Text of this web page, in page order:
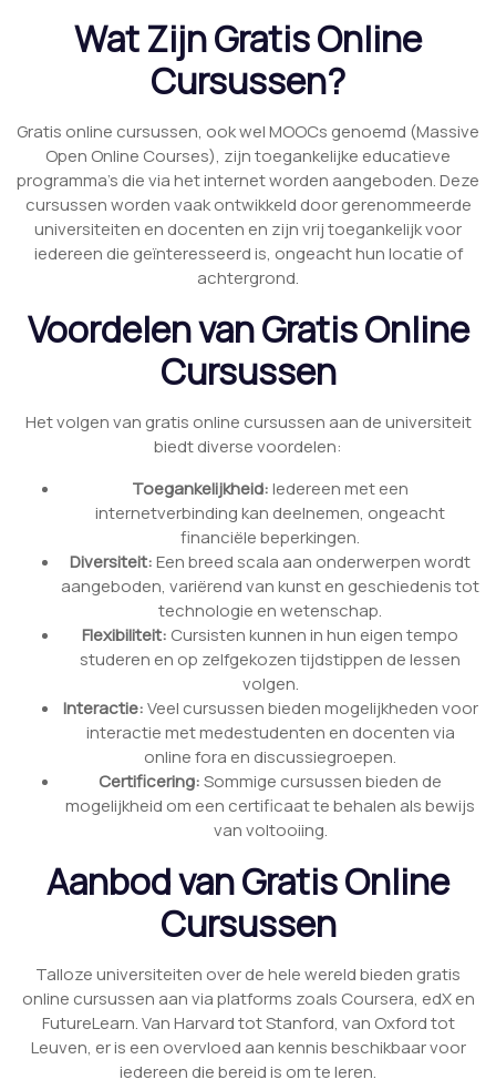
Wat Zijn Gratis Online
Cursussen?
Gratis online cursussen, ook wel MOOCs genoemd (Massive
Open Online Courses), zijn toegankelijke educatieve
programma’s die via het internet worden aangeboden. Deze
cursussen worden vaak ontwikkeld door gerenommeerde
universiteiten en docenten en zijn vrij toegankelijk voor
iedereen die geïnteresseerd is, ongeacht hun locatie of
achtergrond.
Voordelen van Gratis Online
Cursussen
Het volgen van gratis online cursussen aan de universiteit
biedt diverse voordelen:
Toegankelijkheid:Iedereen met een
internetverbinding kan deelnemen, ongeacht
financiële beperkingen.
Diversiteit:Een breed scala aan onderwerpen wordt
aangeboden, variërend van kunst en geschiedenis tot
technologie en wetenschap.
Flexibiliteit: Cursisten kunnen in hun eigen tempo
studeren en op zelfgekozen tijdstippen de lessen
volgen.
Interactie:Veel cursussen bieden mogelijkheden voor
interactie met medestudenten en docenten via
online fora en discussiegroepen.
Certificering:Sommige cursussen bieden de
mogelijkheid om een certificaat te behalen als bewijs
van voltooiing.
Aanbod van Gratis Online
Cursussen
Talloze universiteiten over de hele wereld bieden gratis
online cursussen aan via platforms zoals Coursera, edX en
FutureLearn. Van Harvard tot Stanford, van Oxford tot
Leuven, er is een overvloed aan kennis beschikbaar voor
iedereen die bereid is om te leren.